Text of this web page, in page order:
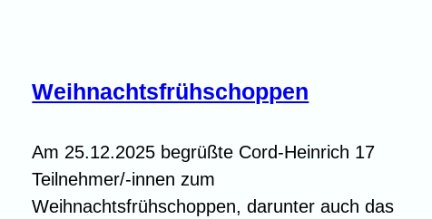
Weihnachtsfrühschoppen
Am 25.12.2025 begrüßte Cord-Heinrich 17
Teilnehmer/-innen zum
Weihnachtsfrühschoppen, darunter auch das